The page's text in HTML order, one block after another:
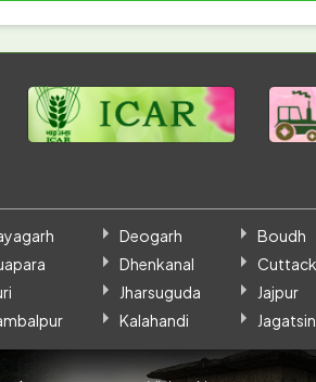
Deogarh
Dhenkanal
Jharsuguda
Kalahandi
Boudh
Cuttack
Jajpur